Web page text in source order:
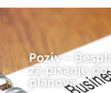
Poziv –
za pisanje
planova